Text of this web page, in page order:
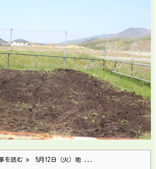
を読む 5月12日（火）地 ...